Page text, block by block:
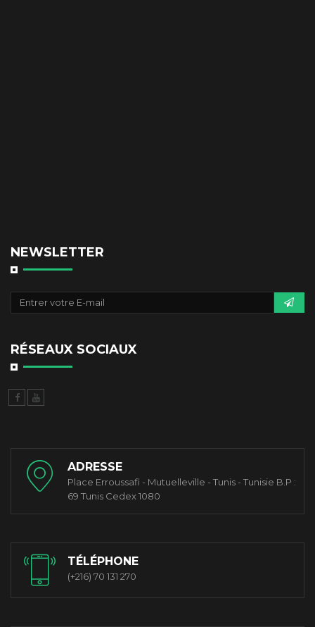
NEWSLETTER
RÉSEAUX SOCIAUX
ADRESSE
Place Erroussafi - Mutuelleville - Tunis - Tunisie B.P :
69 Tunis Cedex 1080
TÉLÉPHONE
(+216) 70 131 270